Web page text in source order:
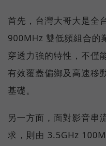
首先，台灣大哥大是全
900MHz 雙低頻組合的
穿透力強的特性，不僅
有效覆蓋偏鄉及高速移
基礎。
另一方面，面對影音串
求，則由 3.5GHz